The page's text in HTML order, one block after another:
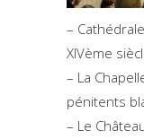
–
XIVème
– La
pénitents
– Le